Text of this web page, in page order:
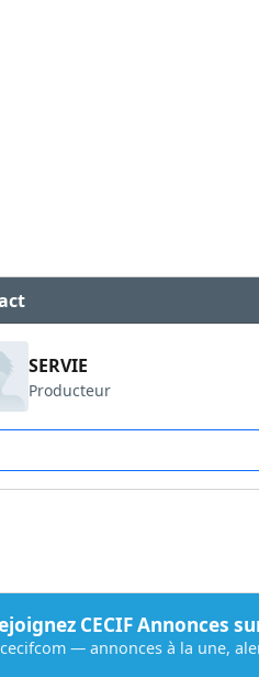
SERVIE
Producteur
CECIF Annonces
— annonces à la une,